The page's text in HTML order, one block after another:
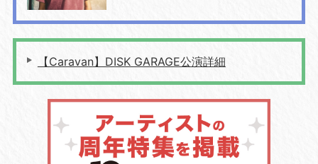
【Caravan】DISK GARAGE公演詳細